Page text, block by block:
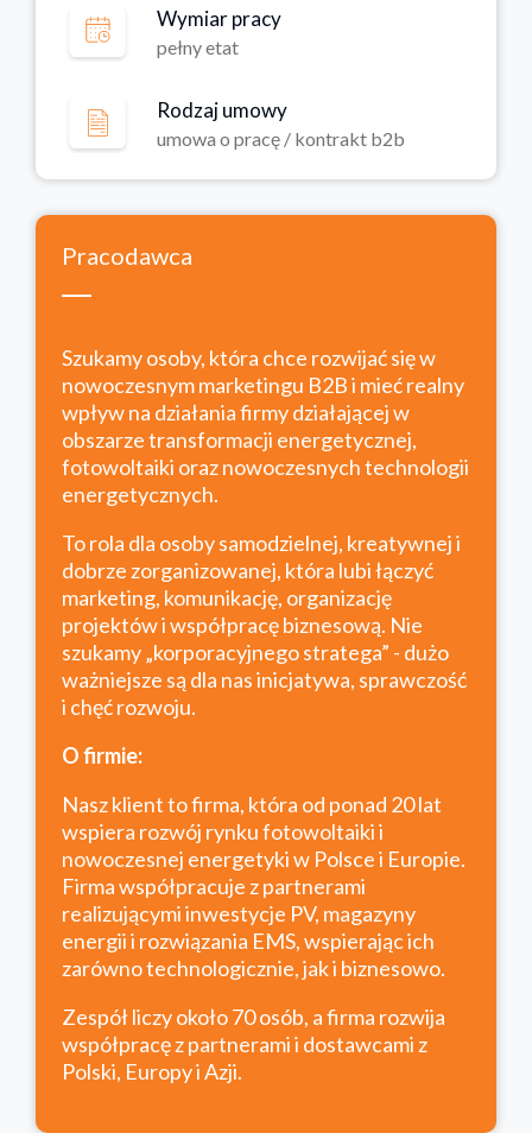
Wymiar pracy
pełny etat
Rodzaj umowy
umowa o pracę / kontrakt b2b
Pracodawca
Szukamy osoby, która chce rozwijać się w
nowoczesnym marketingu B2B i mieć realny
wpływ na działania firmy działającej w
obszarze transformacji energetycznej,
fotowoltaiki oraz nowoczesnych technologii
energetycznych.
To rola dla osoby samodzielnej, kreatywnej i
dobrze zorganizowanej, która lubi łączyć
marketing, komunikację, organizację
projektów i współpracę biznesową. Nie
szukamy „korporacyjnego stratega” - dużo
ważniejsze są dla nas inicjatywa, sprawczość
i chęć rozwoju.
O firmie:
Nasz klient to firma, która od ponad 20 lat
wspiera rozwój rynku fotowoltaiki i
nowoczesnej energetyki w Polsce i Europie.
Firma współpracuje z partnerami
realizującymi inwestycje PV, magazyny
energii i rozwiązania EMS, wspierając ich
zarówno technologicznie, jak i biznesowo.
Zespół liczy około 70 osób, a firma rozwija
współpracę z partnerami i dostawcami z
Polski, Europy i Azji.